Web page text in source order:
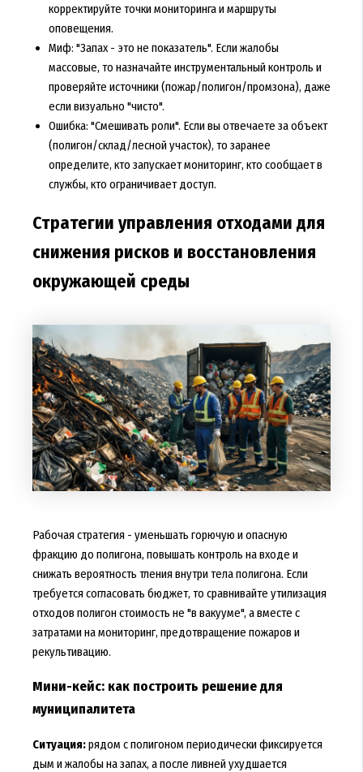
корректируйте точки мониторинга и маршруты
оповещения.
Миф: "Запах - это не показатель". Если жалобы
массовые, то назначайте инструментальный контроль и
проверяйте источники (пожар/полигон/промзона), даже
если визуально "чисто".
Ошибка: "Смешивать роли". Если вы отвечаете за объект
(полигон/склад/лесной участок), то заранее
определите, кто запускает мониторинг, кто сообщает в
службы, кто ограничивает доступ.
Стратегии управления отходами для
снижения рисков и восстановления
окружающей среды
Рабочая стратегия - уменьшать горючую и опасную
фракцию до полигона, повышать контроль на входе и
снижать вероятность тления внутри тела полигона. Если
требуется согласовать бюджет, то сравнивайте утилизация
отходов полигон стоимость не "в вакууме", а вместе с
затратами на мониторинг, предотвращение пожаров и
рекультивацию.
Мини-кейс: как построить решение для
муниципалитета
Ситуация:рядом с полигоном периодически фиксируется
дым и жалобы на запах, а после ливней ухудшается